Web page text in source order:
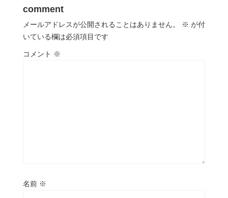
comment
メールアドレスが公開されることはありません。 ※ が付
いている欄は必須項目です
コメント ※
名前 ※